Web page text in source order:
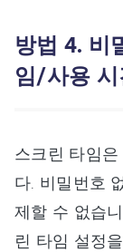
방법 4. 비
임/사용
스크린 타임
다. 비밀번호
제할 수 없습
린 타임 설정